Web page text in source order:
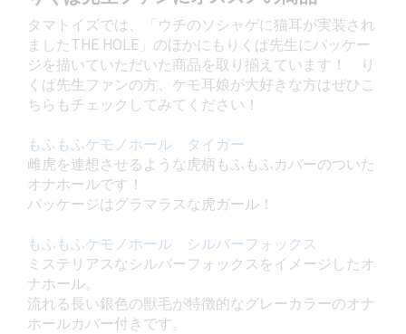
タマトイズでは、「ウチのソシャゲに猫耳が実装され
ましたTHE HOLE」のほかにもりくぱ先生にパッケー
ジを描いていただいた商品を取り揃えています！ り
くぱ先生ファンの方、ケモ耳娘が大好きな方はぜひこ
ちらもチェックしてみてください！
もふもふケモノホール タイガー
雌虎を連想させるような虎柄もふもふカバーのついた
オナホールです！
パッケージはグラマラスな虎ガール！
もふもふケモノホール シルバーフォックス
ミステリアスなシルバーフォックスをイメージしたオ
ナホール。
流れる長い銀色の獣毛が特徴的なグレーカラーのオナ
ホールカバー付きです。